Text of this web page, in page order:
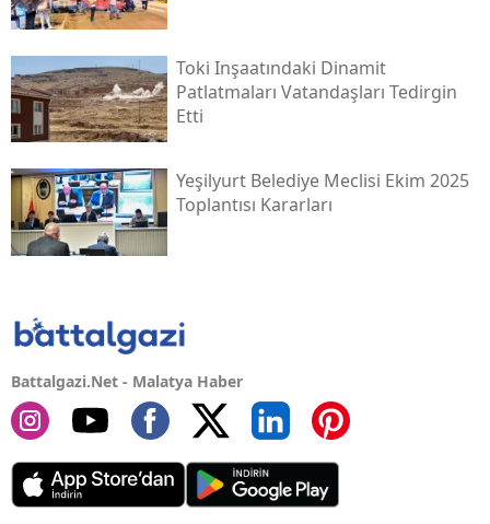
Toki̇ Inşaatındaki Dinamit
Patlatmaları Vatandaşları Tedirgin
Etti
Yeşilyurt Belediye Meclisi Ekim 2025
Toplantısı Kararları
Battalgazi.Net - Malatya Haber